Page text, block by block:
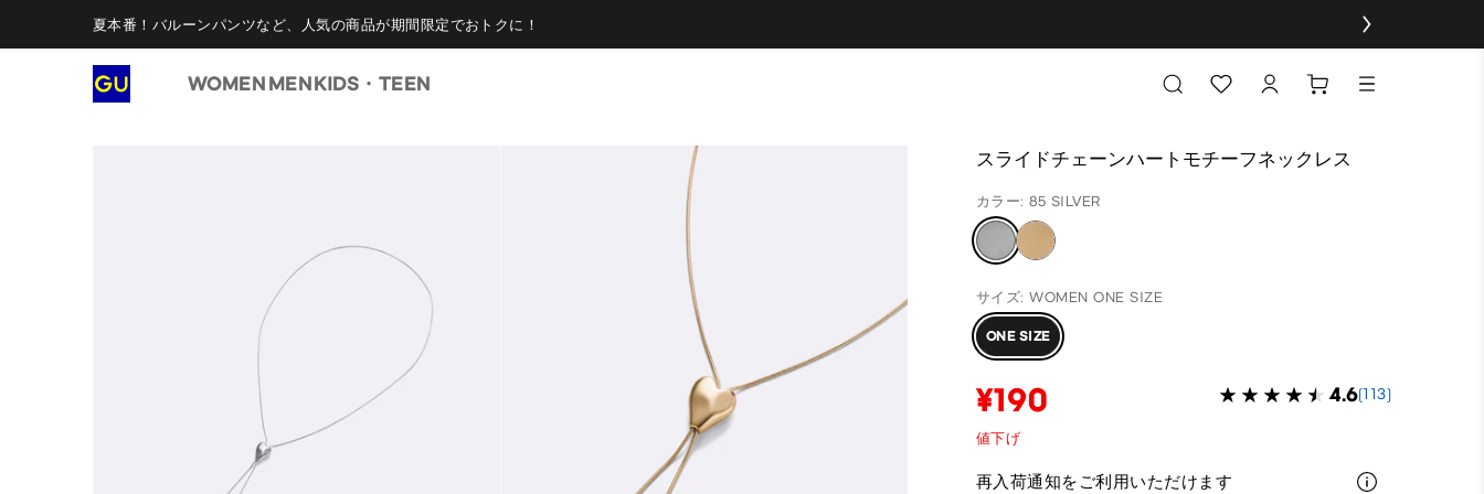
夏本番！バルーンパンツなど、人気の商品が期間限定でおトクに！
WOMEN MENKIDS・TEEN
スライドチェーンハートモチーフネックレス
カラー: 85 SILVER
サイズ: WOMEN ONE SIZE
ONE SIZE
¥190 4.6(113)
値下げ
再入荷通知をご利用いただけます